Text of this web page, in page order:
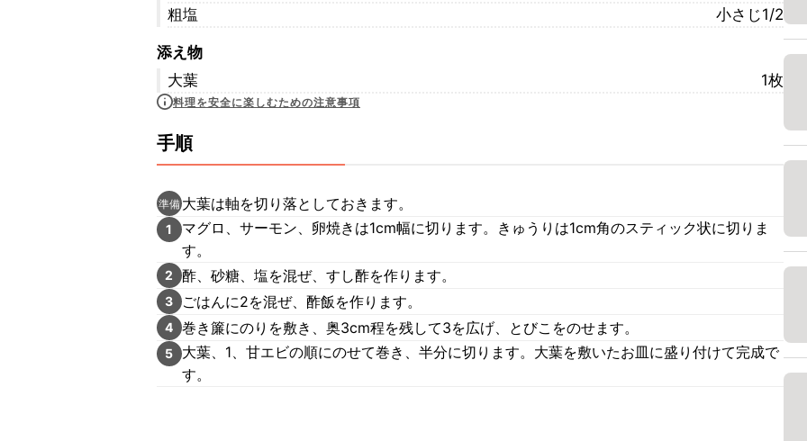
粗塩
小さじ1/2
添え物
大葉
1枚
料理を安全に楽しむための注意事項
手順
準備 大葉は軸を切り落としておきます。
1
マグロ、サーモン、卵焼きは1cm幅に切ります。きゅうりは1cm角のスティック状に切りま
す。
2 酢、砂糖、塩を混ぜ、すし酢を作ります。
3 ごはんに2を混ぜ、酢飯を作ります。
4 巻き簾にのりを敷き、奥3cm程を残して3を広げ、とびこをのせます。
5
大葉、1、甘エビの順にのせて巻き、半分に切ります。大葉を敷いたお皿に盛り付けて完成で
す。